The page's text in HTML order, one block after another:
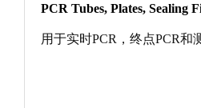
PCR Tubes, Plates, Sealing
用于实时PCR，终点PCR和